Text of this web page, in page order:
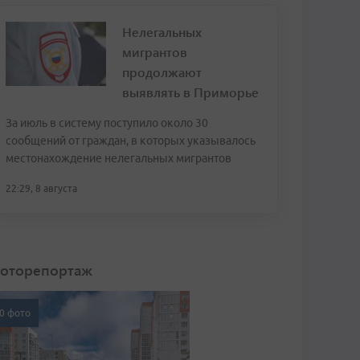
Нелегальных
мигрантов
продолжают
выявлять в Приморье
За июль в систему поступило около 30
сообщений от граждан, в которых указывалось
местонахождение нелегальных мигрантов
22:29, 8 августа
фото